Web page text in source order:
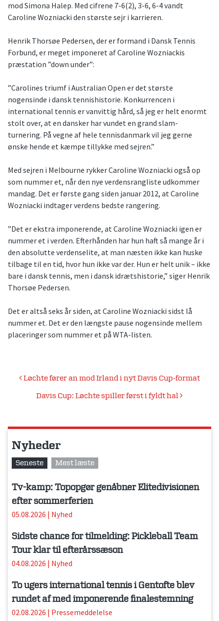
mod Simona Halep. Med cifrene 7-6(2), 3-6, 6-4 vandt
Caroline Wozniacki den største sejr i karrieren.
Henrik Thorsøe Pedersen, der er formand i Dansk Tennis
Forbund, er meget imponeret af Caroline Wozniackis
præstation ”down under”:
”Carolines triumf i Australian Open er det største
nogensinde i dansk tennishistorie. Konkurrencen i
international tennis er vanvittig hård, så jeg er helt enormt
stolt over, at en dansker har vundet en grand slam-
turnering. På vegne af hele tennisdanmark vil jeg gerne
ønske hende et kæmpe tillykke med sejren.”
Med sejren i Melbourne rykker Caroline Wozniacki også op
som nummer et, når den nye verdensrangliste udkommer
mandag. Det er første gang siden januar 2012, at Caroline
Wozniacki indtager verdens bedste rangering.
”Det er ekstra imponerende, at Caroline Wozniacki igen er
nummer et i verden. Efterhånden har hun haft så mange år i
den absolutte verdenselite, at man næsten ikke kan huske
tilbage til en tid, hvor hun ikke var der. Hun er helt unik – ikke
bare i dansk tennis, men i dansk idrætshistorie,” siger Henrik
Thorsøe Pedersen.
Det er altså seks år siden, at Caroline Wozniacki sidst lå
nummer et. Det er den længste pause nogensinde mellem
placeringer som nummer et på WTA-listen.
Indlægsnavigation
Løchte fører an mod Irland i nyt Davis Cup-format
Davis Cup: Løchte spiller først i fyldt hal
Nyheder
Seneste Mest læste
Tv-kamp: Topopgør genåbner Elitedivisionen
efter sommerferien
05.08.2026 | Nyhed
Sidste chance for tilmelding: Pickleball Team
Tour klar til efterårssæson
04.08.2026 | Nyhed
To ugers international tennis i Gentofte blev
rundet af med imponerende finalestemning
02.08.2026 | Pressemeddelelse